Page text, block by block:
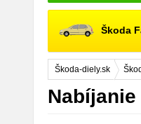
Škoda
Škoda-diely.sk